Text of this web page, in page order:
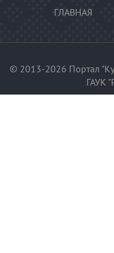
ГЛАВНАЯ
© 2013-2026 Портал
ГАУК